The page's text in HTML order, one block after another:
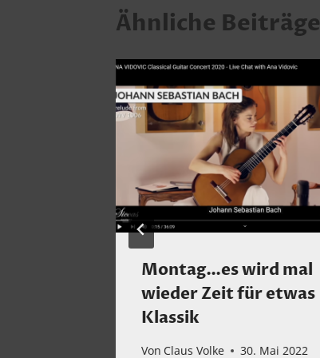
Ähnliche Beiträge
Montag…es wird mal
wieder Zeit für etwas
Klassik
Von Claus Volke 30. Mai 2022